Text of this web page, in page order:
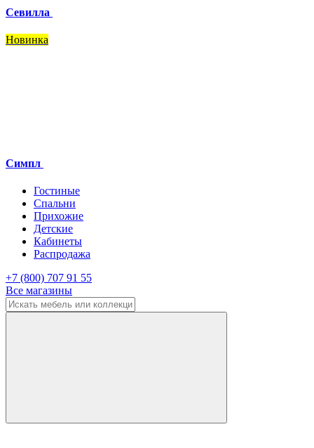
Севилла
Новинка
Симпл
Гостиные
Спальни
Прихожие
Детские
Кабинеты
Распродажа
+7 (800) 707 91 55
Все магазины